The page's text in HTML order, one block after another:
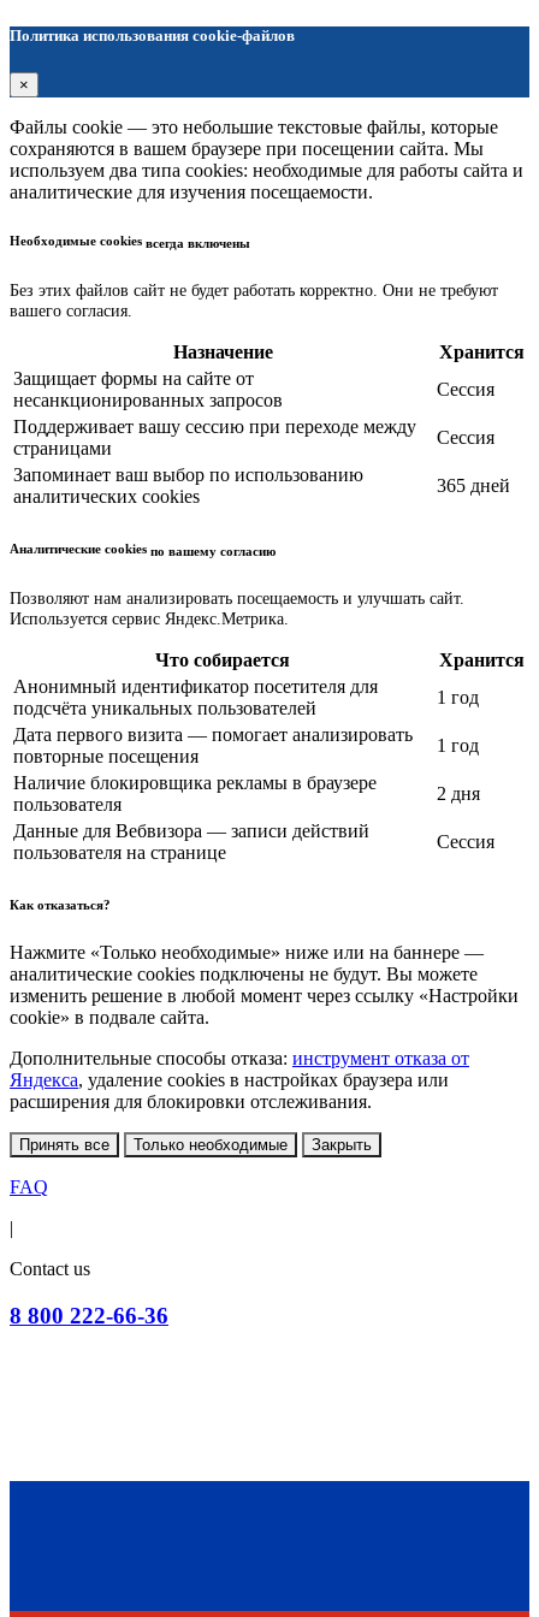
Политика использования cookie-файлов
×
Файлы cookie — это небольшие текстовые файлы, которые
сохраняются в вашем браузере при посещении сайта. Мы
используем два типа cookies: необходимые для работы сайта и
аналитические для изучения посещаемости.
Необходимые cookies всегда включены
Без этих файлов сайт не будет работать корректно. Они не требуют
вашего согласия.
Назначение
Хранится
Защищает формы на сайте от
несанкционированных запросов
Сессия
Поддерживает вашу сессию при переходе между
страницами
Сессия
Запоминает ваш выбор по использованию
аналитических cookies
365 дней
Аналитические cookies по вашему согласию
Позволяют нам анализировать посещаемость и улучшать сайт.
Используется сервис Яндекс.Метрика.
Что собирается
Хранится
Анонимный идентификатор посетителя для
подсчёта уникальных пользователей
1 год
Дата первого визита — помогает анализировать
повторные посещения
1 год
Наличие блокировщика рекламы в браузере
пользователя
2 дня
Данные для Вебвизора — записи действий
пользователя на странице
Сессия
Как отказаться?
Нажмите «Только необходимые» ниже или на баннере —
аналитические cookies подключены не будут. Вы можете
изменить решение в любой момент через ссылку «Настройки
cookie» в подвале сайта.
Дополнительные способы отказа: инструмент отказа от
Яндекса, удаление cookies в настройках браузера или
расширения для блокировки отслеживания.
Принять все Только необходимые Закрыть
FAQ
|
Contact us
8 800 222-66-36